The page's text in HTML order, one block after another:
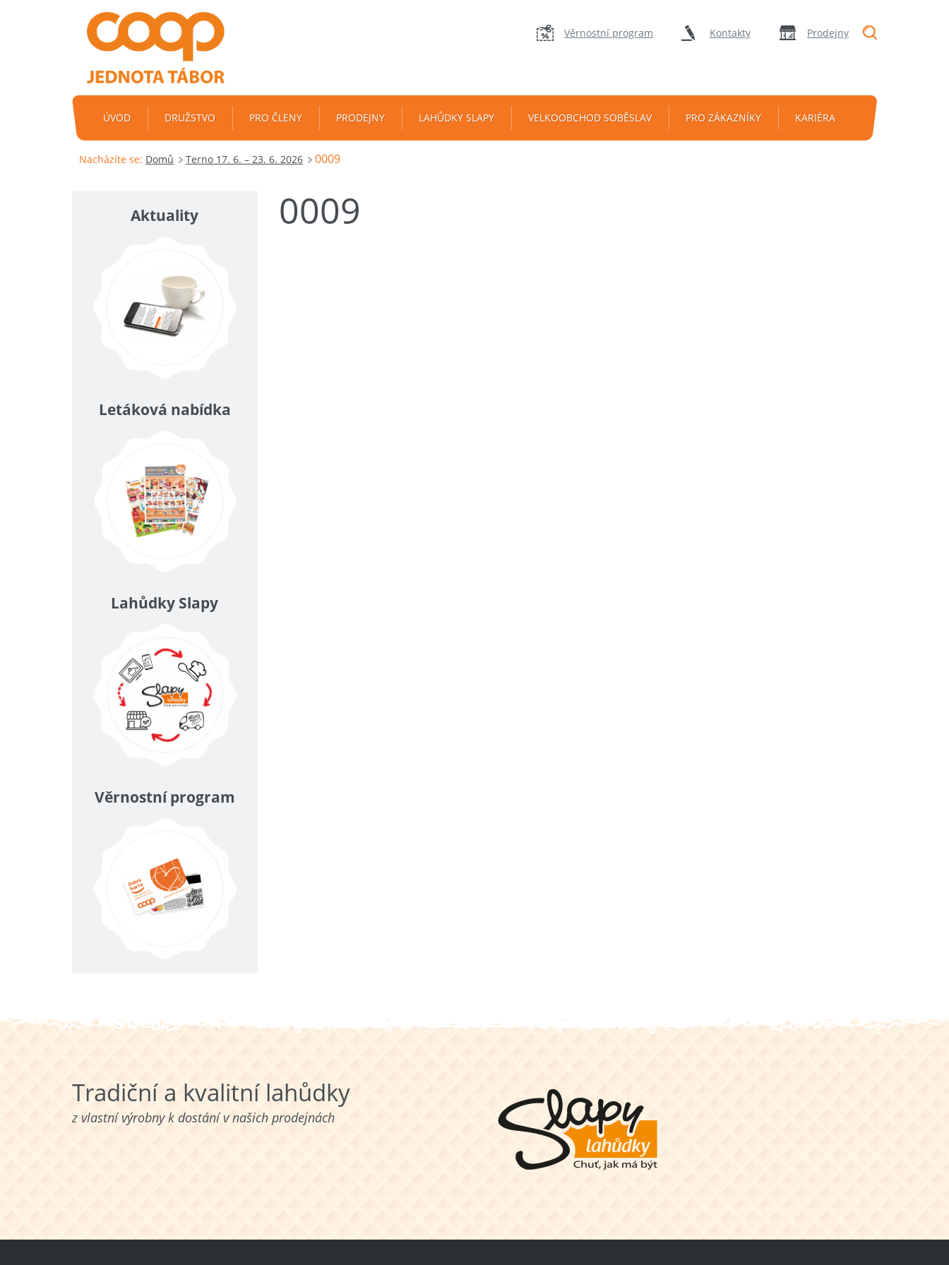
Věrnostní program Kontakty Prodejny
ÚVOD DRUŽSTVO PRO ČLENY PRODEJNY LAHŮDKY SLAPY VELKOOBCHOD SOBĚSLAV PRO ZÁKAZNÍKY KARIÉRA
Nacházíte se: Domů Terno 17. 6. – 23. 6. 2026 0009
0009
Aktuality
Letáková nabídka
Lahůdky Slapy
Věrnostní program
Tradiční a kvalitní lahůdky
z vlastní výrobny k dostání v našich prodejnách